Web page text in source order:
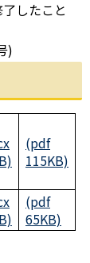
したこと
)
(pdf
115KB)
(pdf
65KB)